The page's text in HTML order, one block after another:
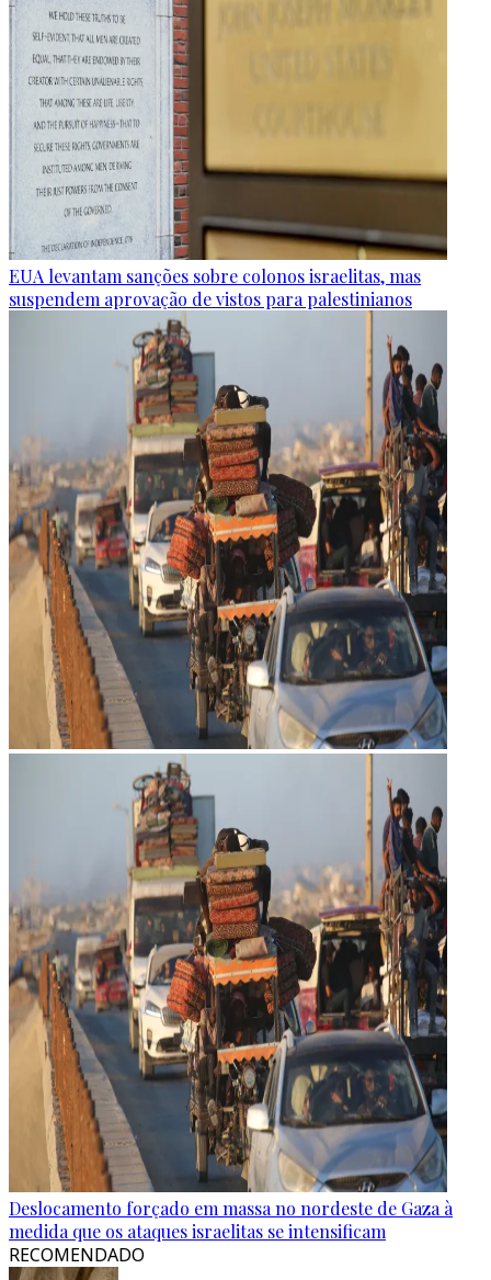
EUA levantam sanções sobre colonos israelitas, mas
suspendem aprovação de vistos para palestinianos
Deslocamento forçado em massa no nordeste de Gaza à
medida que os ataques israelitas se intensificam
RECOMENDADO